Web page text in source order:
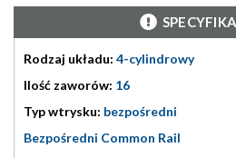
Rodzaj układu: 4-cylindrowy
Ilość zaworów: 16
Typ wtrysku: bezpośredni
Bezpośredni Common Rail